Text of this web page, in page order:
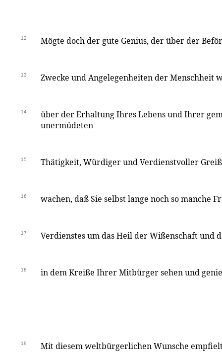
12 Mögte doch der gute Genius, der über der
13 Zwecke und Angelegenheiten der Menschheit
14
über der Erhaltung Ihres Lebens und Ihrer
unermüdeten
15 Thätigkeit, Würdiger und Verdienstvoller
16 wachen, daß Sie selbst lange noch so manche
17 Verdienstes um das Heil der Wißenschaft und
18 in dem Kreiße Ihrer Mitbürger sehen und
19
Mit diesem weltbürgerlichen Wunsche